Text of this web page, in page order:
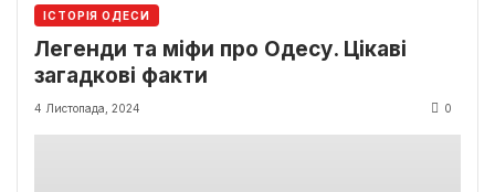
ІСТОРІЯ ОДЕСИ
Легенди та міфи про Одесу. Цікаві
загадкові факти
4 Листопада, 2024 0